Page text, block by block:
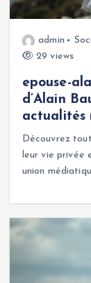
admin
29 views
epouse-
d’Alain
actualités
Découvrez tout
leur vie privée
union